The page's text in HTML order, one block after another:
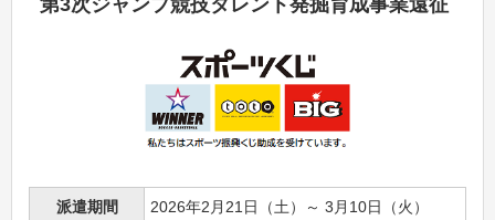
第3次ジャンプ競技タレント発掘育成事業遠征
派遣期間 2026年2月21日（土）～ 3月10日（火）